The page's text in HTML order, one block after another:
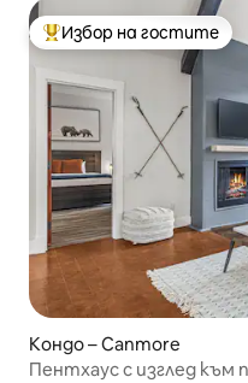
Най-популярен избор на
Избор на гостите
Кондо – Canmore
Пентхаус с изглед към